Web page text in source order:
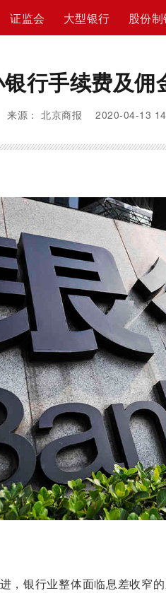
证监会 大型银行 股份
行手续费及佣
来源： 北京商报 2020-04-13
银行业整体面临息差收窄的